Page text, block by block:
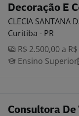
Decoração E
CLECIA SANTANA
Curitiba - PR
R$ 2.500,00 a
Ensino Superior
Consultora De